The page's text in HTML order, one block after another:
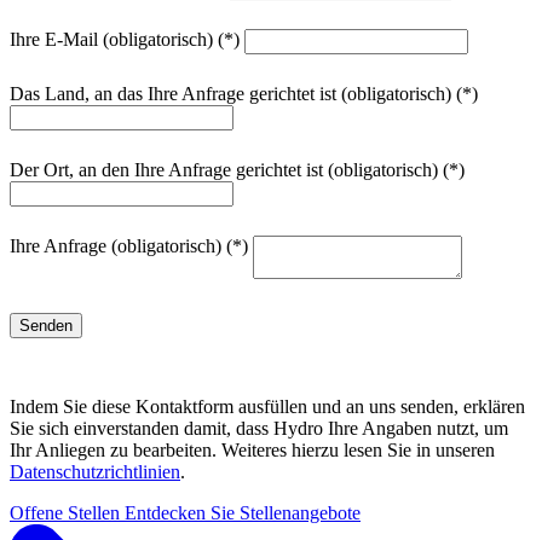
Ihre E-Mail (obligatorisch)
Das Land, an das Ihre Anfrage gerichtet ist (obligatorisch)
Der Ort, an den Ihre Anfrage gerichtet ist (obligatorisch)
Ihre Anfrage (obligatorisch)
Senden
Indem Sie diese Kontaktform ausfüllen und an uns senden, erklären
Sie sich einverstanden damit, dass Hydro Ihre Angaben nutzt, um
Ihr Anliegen zu bearbeiten. Weiteres hierzu lesen Sie in unseren
Datenschutzrichtlinien.
Offene Stellen Entdecken Sie Stellenangebote